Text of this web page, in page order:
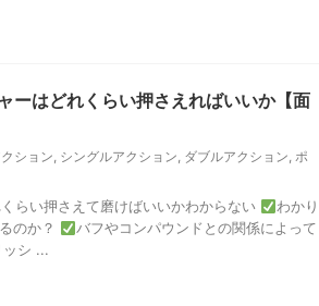
ーはどれくらい押さえればいいか【面
ション, シングルアクション, ダブルアクション, ポ
らい押さえて磨けばいいかわからない
わかり
のか？
バフやコンパウンドとの関係によって
ッシ ...